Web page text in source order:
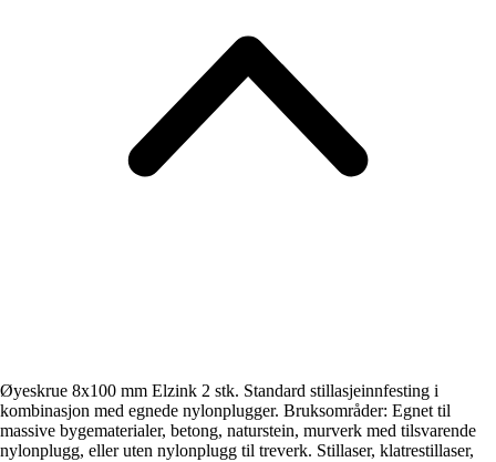
Øyeskrue 8x100 mm Elzink 2 stk. Standard stillasjeinnfesting i
kombinasjon med egnede nylonplugger. Bruksområder: Egnet til
massive bygematerialer, betong, naturstein, murverk med tilsvarende
nylonplugg, eller uten nylonplugg til treverk. Stillaser, klatrestillaser,